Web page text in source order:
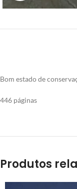
Bom estado de
446 páginas
Produtos